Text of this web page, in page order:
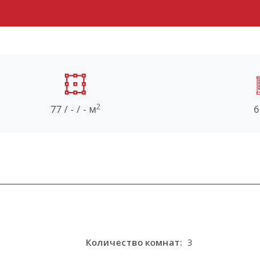
77 / - / - м2
Количество комнат: 3